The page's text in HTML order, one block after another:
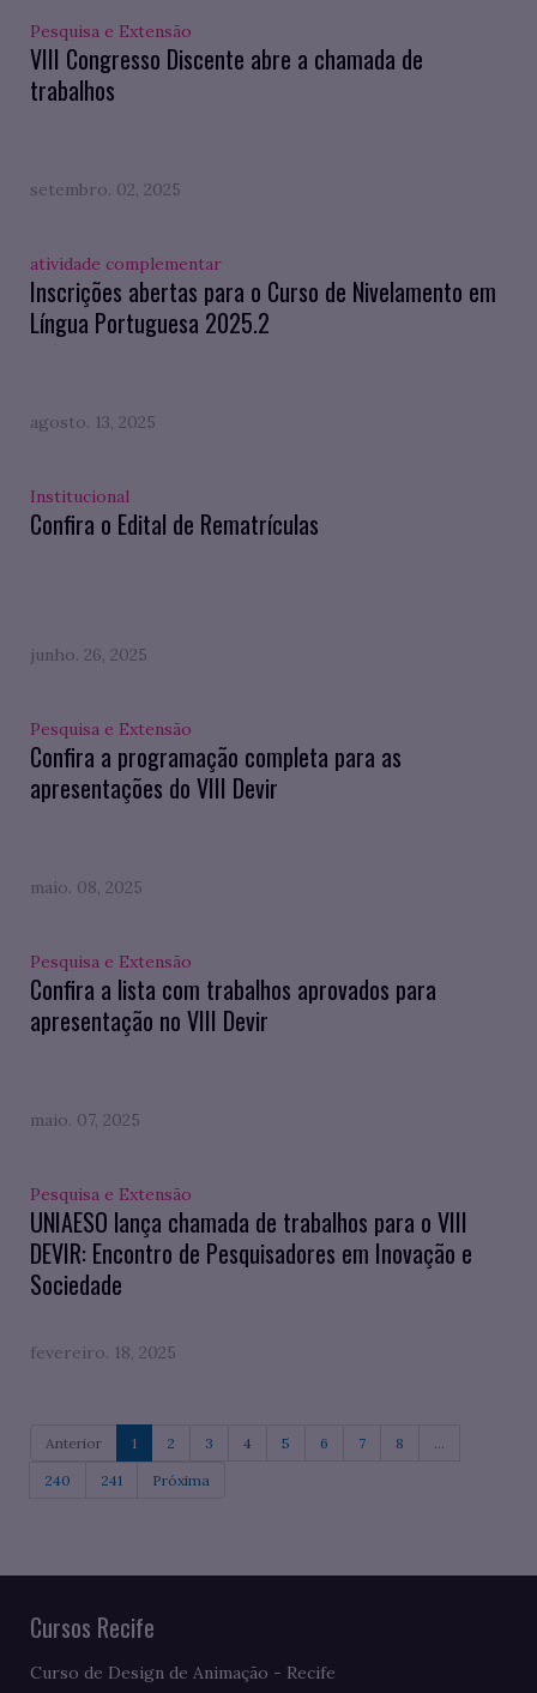
Pesquisa e Extensão
VIII Congresso Discente abre a chamada de
trabalhos
setembro. 02, 2025
atividade complementar
Inscrições abertas para o Curso de Nivelamento em
Língua Portuguesa 2025.2
agosto. 13, 2025
Institucional
Confira o Edital de Rematrículas
junho. 26, 2025
Pesquisa e Extensão
Confira a programação completa para as
apresentações do VIII Devir
maio. 08, 2025
Pesquisa e Extensão
Confira a lista com trabalhos aprovados para
apresentação no VIII Devir
maio. 07, 2025
Pesquisa e Extensão
UNIAESO lança chamada de trabalhos para o VIII
DEVIR: Encontro de Pesquisadores em Inovação e
Sociedade
fevereiro. 18, 2025
Anterior 1 2 3 4 5 6 7 8 ...
240 241 Próxima
Cursos Recife
Curso de Design de Animação - Recife